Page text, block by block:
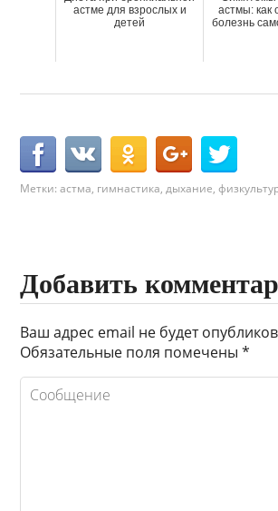
астме для взрослых и
детей
астмы: как
болезнь
Метки:астма, гимнастика,дыхание,
Добавить
Ваш адрес email не будет
Обязательные поля помечены*